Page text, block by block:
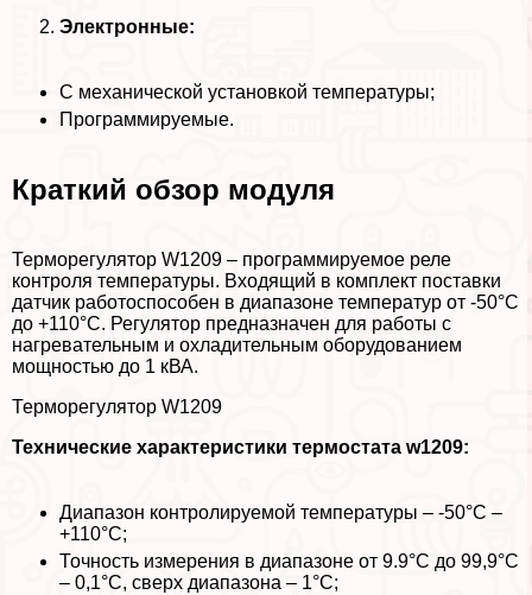
Электронные:
С механической установкой температуры;
Программируемые.
Краткий обзор модуля
Терморегулятор W1209 – программируемое реле
контроля температуры. Входящий в комплект поставки
датчик работоспособен в диапазоне температур от -50°C
до +110°C. Регулятор предназначен для работы с
нагревательным и охладительным оборудованием
мощностью до 1 кВА.
Терморегулятор W1209
Технические хаpaктеристики термостата w1209:
Диапазон контролируемой температуры – -50°C –
+110°C;
Точность измерения в диапазоне от 9.9°С до 99,9°С
– 0,1°С, сверх диапазона – 1°С;